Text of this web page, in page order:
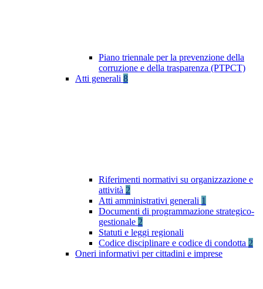
Piano triennale per la prevenzione della
corruzione e della trasparenza (PTPCT)
Atti generali 8
Riferimenti normativi su organizzazione e
attività 2
Atti amministrativi generali 1
Documenti di programmazione strategico-
gestionale 2
Statuti e leggi regionali
Codice disciplinare e codice di condotta 2
Oneri informativi per cittadini e imprese